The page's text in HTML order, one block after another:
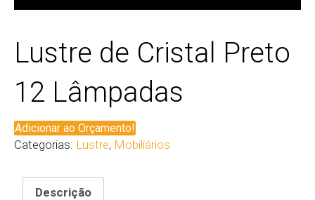
Lustre de Cristal Preto
12 Lâmpadas
Adicionar ao Orçamento!
Categorias: Lustre, Mobiliários
Descrição